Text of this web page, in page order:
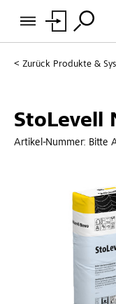
Zurück Produkte &
StoLevell
Artikel-Nummer: Bitte